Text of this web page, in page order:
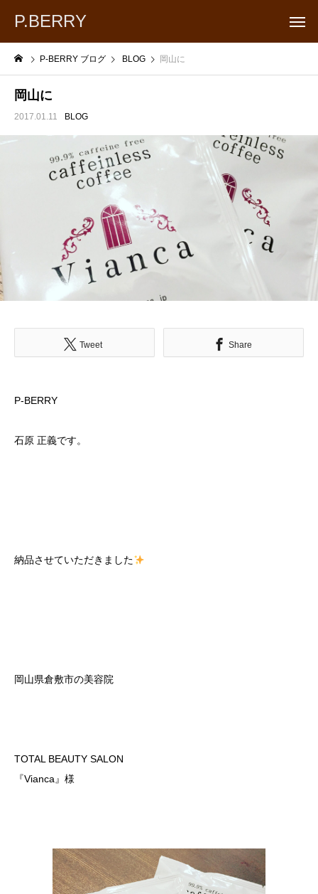
P.BERRY
P-BERRY ブログ BLOG 岡山に
岡山に
2017.01.11 BLOG
Tweet Share
P-BERRY
石原 正義です。
納品させていただきました
岡山県倉敷市の美容院
TOTAL BEAUTY SALON
『Vianca』様